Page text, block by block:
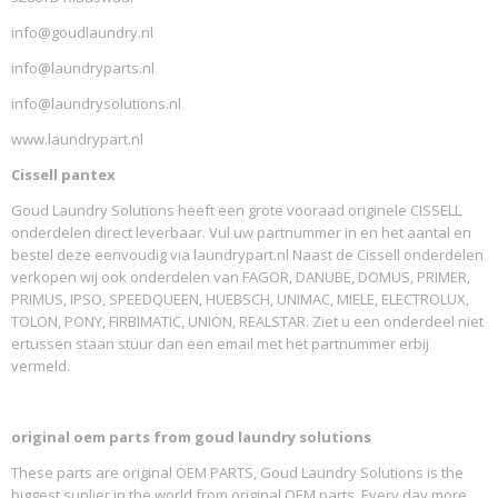
info@goudlaundry.nl
info@laundryparts.nl
info@laundrysolutions.nl
www.laundrypart.nl
Cissell pantex
Goud Laundry Solutions heeft een grote vooraad originele CISSELL
onderdelen direct leverbaar. Vul uw partnummer in en het aantal en
bestel deze eenvoudig via laundrypart.nl Naast de Cissell onderdelen
verkopen wij ook onderdelen van FAGOR, DANUBE, DOMUS, PRIMER,
PRIMUS, IPSO, SPEEDQUEEN, HUEBSCH, UNIMAC, MIELE, ELECTROLUX,
TOLON, PONY, FIRBIMATIC, UNION, REALSTAR. Ziet u een onderdeel niet
ertussen staan stuur dan een email met het partnummer erbij
vermeld.
original oem parts from goud laundry solutions
These parts are original OEM PARTS, Goud Laundry Solutions is the